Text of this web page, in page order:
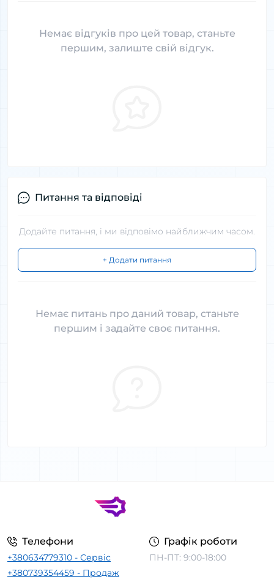
Немає відгуків про цей товар, станьте
першим, залиште свій відгук.
Питання та відповіді
Додайте питання, і ми відповімо найближчим часом.
+ Додати питання
Немає питань про даний товар, станьте
першим і задайте своє питання.
Телефони
+380634779310 - Сервіс
+380739354459 - Продаж
Графік роботи
ПН-ПТ: 9:00-18:00